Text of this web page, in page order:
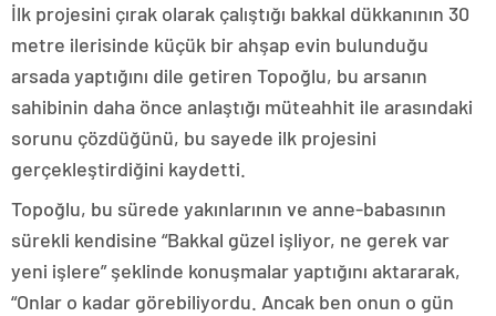
İlk projesini çırak olarak çalıştığı bakkal dükkanının 30
metre ilerisinde küçük bir ahşap evin bulunduğu
arsada yaptığını dile getiren Topoğlu, bu arsanın
sahibinin daha önce anlaştığı müteahhit ile arasındaki
sorunu çözdüğünü, bu sayede ilk projesini
gerçekleştirdiğini kaydetti.
Topoğlu, bu sürede yakınlarının ve anne-babasının
sürekli kendisine “Bakkal güzel işliyor, ne gerek var
yeni işlere” şeklinde konuşmalar yaptığını aktararak,
“Onlar o kadar görebiliyordu. Ancak ben onun o gün